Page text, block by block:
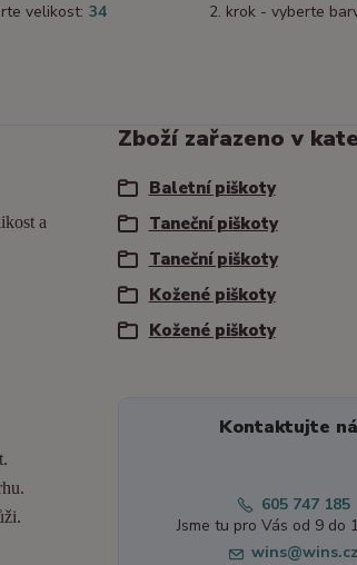
velikost: 34 2. krok - vyberte
a
Zboží zařazeno v
Baletní piškoty
Taneční piškoty
Taneční piškoty
Kožené piškoty
Kožené piškoty
Kontaktujte
605 747 185
Jsme tu pro Vás od 9 do
wins@wins.cz